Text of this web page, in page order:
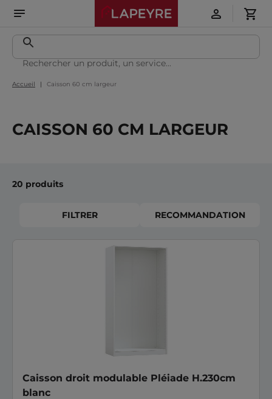
Accueil Caisson 60 cm largeur
CAISSON 60 CM LARGEUR
20 produits
FILTRER RECOMMANDATION
Caisson droit modulable Pléiade H.230cm
blanc